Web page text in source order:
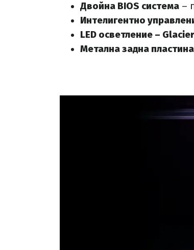
Двойна BIOS система –
Интелигентно
LED осветление –
Метална задна пластина